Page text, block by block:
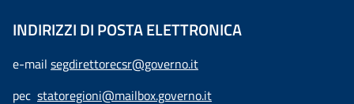
INDIRIZZI DI POSTA ELETTRONICA
e-mail segdirettorecsr@governo.it
pec statoregioni@mailbox.governo.it